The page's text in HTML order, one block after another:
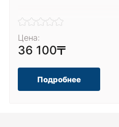
Цена:
36 100
Подробнее